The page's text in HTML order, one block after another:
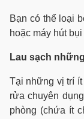
Bạn có thể loại
hoặc máy hút
Lau sạch
Tại những vị trí ít
rửa chuyên
phòng (chứa ít